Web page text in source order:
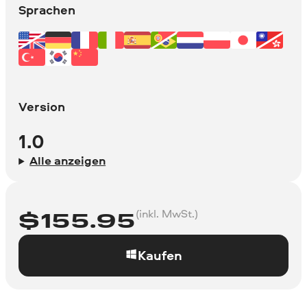
Sprachen
Version
1.0
Alle anzeigen
Kaufen
$155.95(inkl. MwSt.)